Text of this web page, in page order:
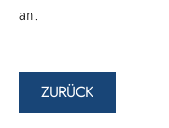
an.
ZURÜCK